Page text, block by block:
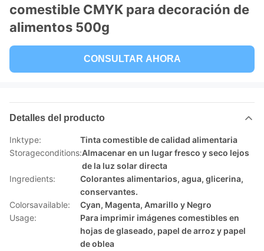
comestible CMYK para decoración de
alimentos 500g
CONSULTAR AHORA
Detalles del producto
Inktype:
Tinta comestible de calidad alimentaria
Storageconditions:Almacenar en un lugar fresco y seco lejos
de la luz solar directa
Ingredients:
Colorantes alimentarios, agua, glicerina,
conservantes.
Colorsavailable:
Cyan, Magenta, Amarillo y Negro
Usage:
Para imprimir imágenes comestibles en
hojas de glaseado, papel de arroz y papel
de oblea